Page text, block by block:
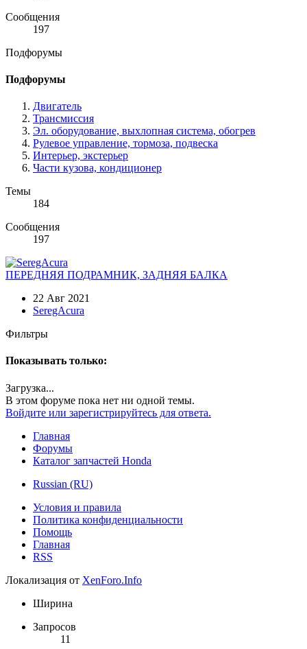
Сообщения
197
Подфорумы
Подфорумы
Двигатель
Трансмиссия
Эл. оборудование, выхлопная система, обогрев
Рулевое управление, тормоза, подвеска
Интерьер, экстерьер
Части кузова, кондиционер
Темы
184
Сообщения
197
ПЕРЕДНЯЯ ПОДРАМНИК, ЗАДНЯЯ БАЛКА
22 Авг 2021
SeregAcura
Фильтры
Показывать только:
Загрузка...
В этом форуме пока нет ни одной темы.
Войдите или зарегистрируйтесь для ответа.
Главная
Форумы
Каталог запчастей Honda
Russian (RU)
Условия и правила
Политика конфиденциальности
Помощь
Главная
RSS
Локализация от XenForo.Info
Ширина
Запросов
11